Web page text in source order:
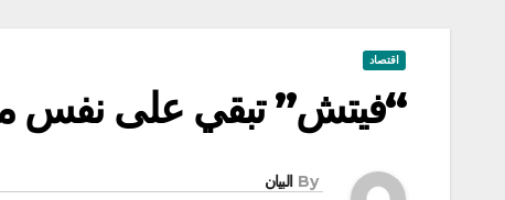
اقتصاد
“فيتش” تبقي على نفس
By البيان